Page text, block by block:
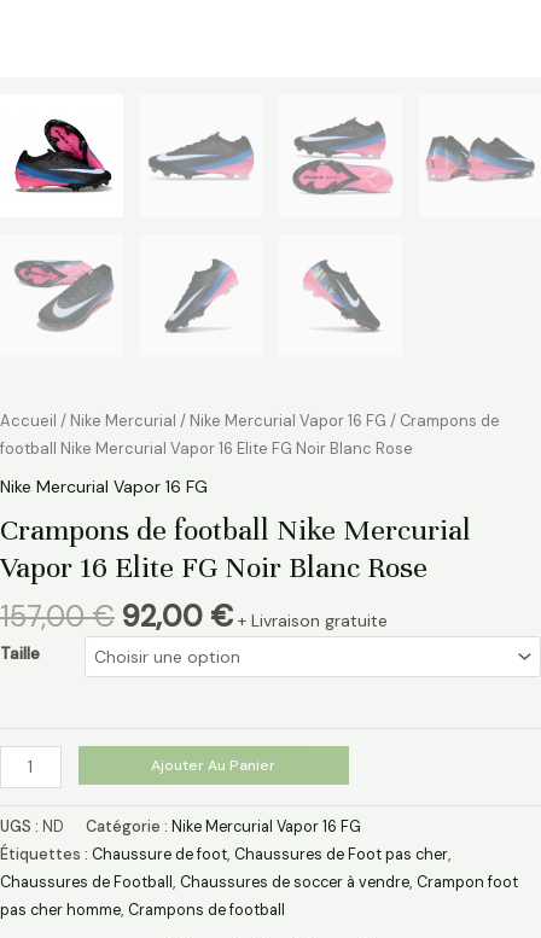
Accueil / Nike Mercurial / Nike Mercurial Vapor 16 FG / Crampons de
football Nike Mercurial Vapor 16 Elite FG Noir Blanc Rose
Nike Mercurial Vapor 16 FG
Crampons de football Nike Mercurial
Vapor 16 Elite FG Noir Blanc Rose
157,00€ 92,00 € + Livraison gratuite
Taille
Ajouter Au Panier
UGS : ND Catégorie : Nike Mercurial Vapor 16 FG
Étiquettes : Chaussure de foot, Chaussures de Foot pas cher,
Chaussures de Football , Chaussures de soccer à vendre, Crampon foot
pas cher homme, Crampons de football